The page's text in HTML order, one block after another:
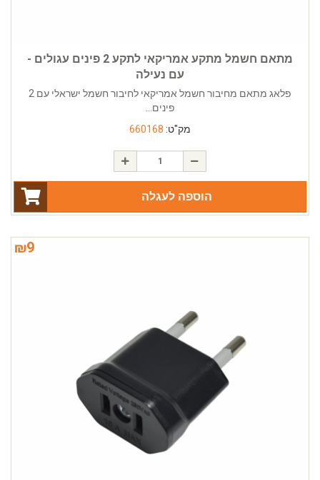
מתאם חשמל מתקע אמריקאי לתקע 2 פינים עגולים -
עם נעילה
פלאג מתאם מחיבור חשמל אמריקאי לחיבור חשמל ישראלי עם 2
פינים...
מק"ט: 660168
הוספה לעגלה
₪9